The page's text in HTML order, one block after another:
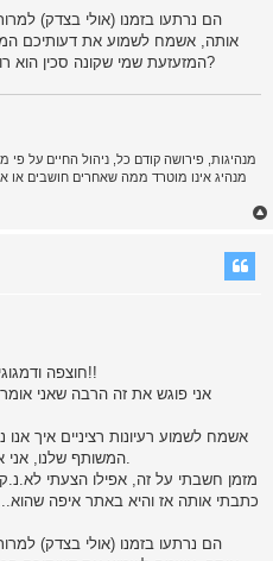
הם נרתעו בזמנו (אולי בצדק)
אותה, אשמח לשמוע את דעותיכם
המזעזעת שמי שקונה סכין הוא רוצח בפוטנציה ומה אתם מציעים לעשות?
מנהיג אינו מוטרד ממה שאחרים חושבים או
חוצפה ודמגוגייה, הבעיה התדמיתית הזו משגעת אותי!!
אני פוגש את זה הרבה שאני
אשמח לשמוע רעיונות רציניים איך
מזמן חשבתי על זה, אפילו הצעתי
כתבתי אותה אז והיא באתר איפה
הם נרתעו בזמנו (אולי בצדק)